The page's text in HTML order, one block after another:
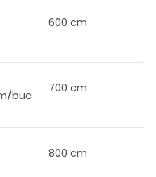
600 cm
buc
700 cm
800 cm